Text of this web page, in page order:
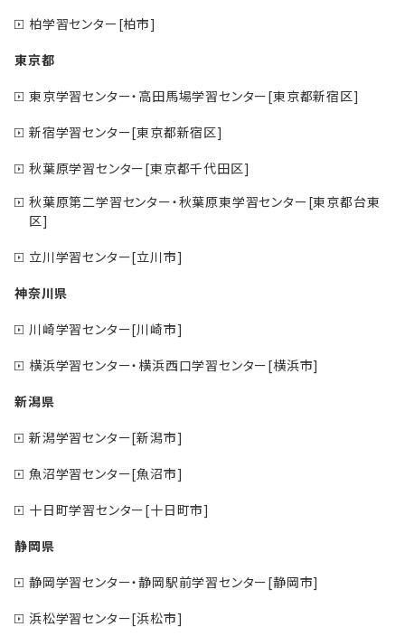
柏学習センター[柏市]
東京都
東京学習センター・高田馬場学習センター[東京都新宿区]
新宿学習センター[東京都新宿区]
秋葉原学習センター[東京都千代田区]
秋葉原第二学習センター・秋葉原東学習センター[東京都台東
区]
立川学習センター[立川市]
神奈川県
川崎学習センター[川崎市]
横浜学習センター・横浜西口学習センター[横浜市]
新潟県
新潟学習センター[新潟市]
魚沼学習センター[魚沼市]
十日町学習センター[十日町市]
静岡県
静岡学習センター・静岡駅前学習センター[静岡市]
浜松学習センター[浜松市]